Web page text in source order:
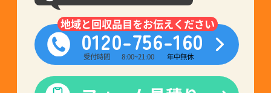
0120-756-160
地域と回収品目をお伝えください
受付時間 8:00~21:00 年中無休
フォーム見積り